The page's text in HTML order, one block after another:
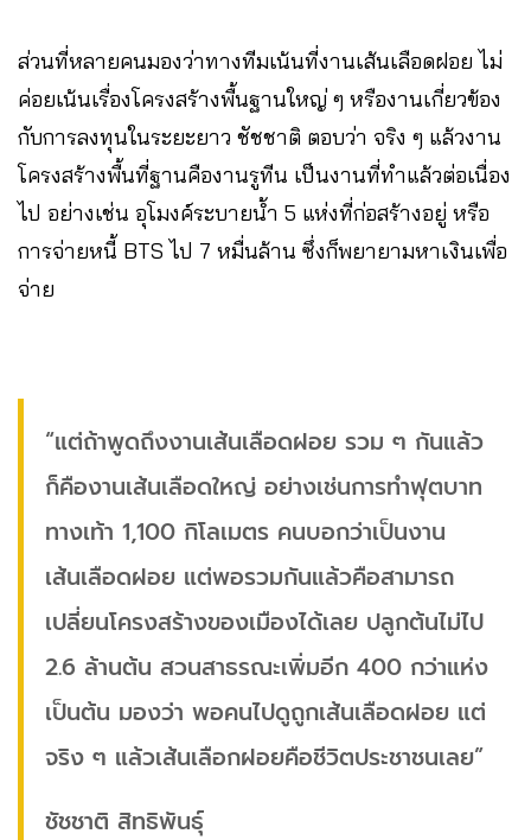
ส่วนที่หลายคนมองว่าทางทีมเน้นที่งานเส้นเลือดฝอย ไม่
ค่อยเน้นเรื่องโครงสร้างพื้นฐานใหญ่ ๆ หรืองานเกี่ยวข้อง
กับการลงทุนในระยะยาว ชัชชาติ ตอบว่า จริง ๆ แล้วงาน
โครงสร้างพื้นที่ฐานคืองานรูทีน เป็นงานที่ทำแล้วต่อเนื่อง
ไป อย่างเช่น อุโมงค์ระบายน้ำ 5 แห่งที่ก่อสร้างอยู่ หรือ
การจ่ายหนี้ BTS ไป 7 หมื่นล้าน ซึ่งก็พยายามหาเงินเพื่อ
จ่าย
“แต่ถ้าพูดถึงงานเส้นเลือดฝอย รวม ๆ กันแล้ว
ก็คืองานเส้นเลือดใหญ่ อย่างเช่นการทำฟุตบาท
ทางเท้า 1,100 กิโลเมตร คนบอกว่าเป็นงาน
เส้นเลือดฝอย แต่พอรวมกันแล้วคือสามารถ
เปลี่ยนโครงสร้างของเมืองได้เลย ปลูกต้นไม่ไป
2.6 ล้านต้น สวนสาธรณะเพิ่มอีก 400 กว่าแห่ง
เป็นต้น มองว่า พอคนไปดูถูกเส้นเลือดฝอย แต่
จริง ๆ แล้วเส้นเลือกฝอยคือชีวิตประชาชนเลย”
ชัชชาติ สิทธิพันธุ์